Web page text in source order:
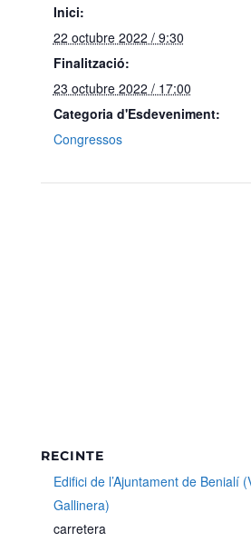
Inici:
22 octubre 2022 / 9:30
Finalització:
23 octubre 2022 / 17:00
Categoria d'Esdeveniment:
Congressos
RECINTE
Edifici de l’Ajuntament de Benialí
Gallinera)
carretera